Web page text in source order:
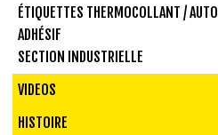
ÉTIQUETTES THERMOCOLLANT / AUTO
ADHÉSIF
SECTION INDUSTRIELLE
VIDEOS
HISTOIRE